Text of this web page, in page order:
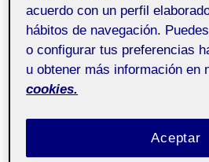
Creació de continguts i
acuerdo con un perfil
hábitos de navegación.
o configurar tus preferencias
u obtener más información en
cookies.
Aceptar